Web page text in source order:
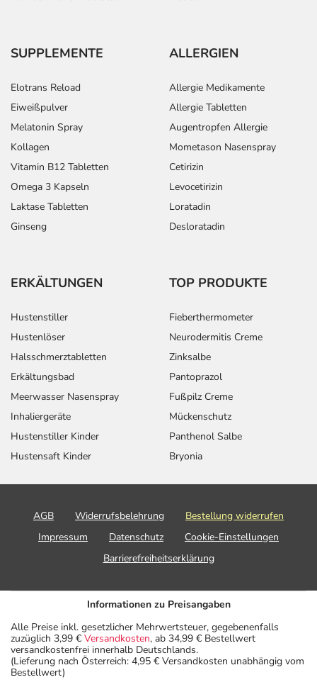
SUPPLEMENTE
Elotrans Reload
Eiweißpulver
Melatonin Spray
Kollagen
Vitamin B12 Tabletten
Omega 3 Kapseln
Laktase Tabletten
Ginseng
ALLERGIEN
Allergie Medikamente
Allergie Tabletten
Augentropfen Allergie
Mometason Nasenspray
Cetirizin
Levocetirizin
Loratadin
Desloratadin
ERKÄLTUNGEN
Hustenstiller
Hustenlöser
Halsschmerztabletten
Erkältungsbad
Meerwasser Nasenspray
Inhaliergeräte
Hustenstiller Kinder
Hustensaft Kinder
TOP PRODUKTE
Fieberthermometer
Neurodermitis Creme
Zinksalbe
Pantoprazol
Fußpilz Creme
Mückenschutz
Panthenol Salbe
Bryonia
AGB Widerrufsbelehrung
Bestellung widerrufen
Impressum
Datenschutz
Cookie-Einstellungen
Barrierefreiheitserklärung
Informationen zu Preisangaben
Alle Preise inkl. gesetzlicher Mehrwertsteuer, gegebenenfalls
zuzüglich 3,99 € Versandkosten, ab 34,99 € Bestellwert
versandkostenfrei innerhalb Deutschlands.
(Lieferung nach Österreich: 4,95 € Versandkosten unabhängig vom
Bestellwert)